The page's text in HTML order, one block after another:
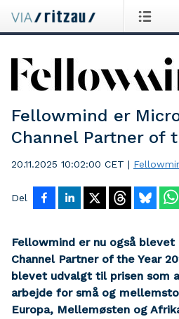
Fellowmind er
Channel Partner of
20.11.2025 10:02:00 CET |
Del
Fellowmind er nu også blevet
Channel Partner of the Year
blevet udvalgt til prisen som
arbejde for små og
Europa, Mellemøsten og